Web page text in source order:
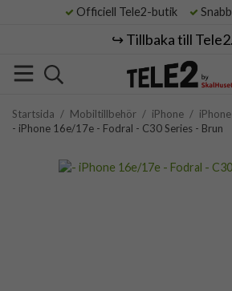
Officiell Tele2-butik
↪️ Tillbaka till
Startsida / Mobiltillbehör / iPhone /
- iPhone 16e/17e - Fodral - C30 Series - Brun